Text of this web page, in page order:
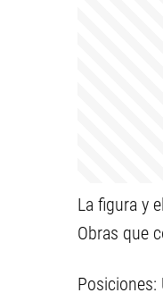
La figura y
Obras que
Posiciones: